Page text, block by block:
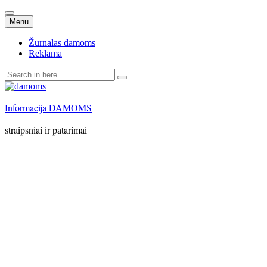
Menu Skip
to
content
Žurnalas damoms
Reklama
Search
for:
Informacija DAMOMS
straipsniai ir patarimai